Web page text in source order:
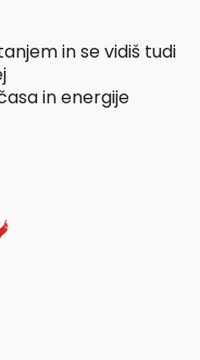
in se vidiš tudi
in energije